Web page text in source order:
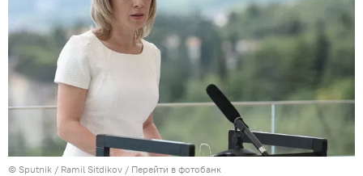
© Sputnik / Ramil Sitdikov / Перейти в фотобанк